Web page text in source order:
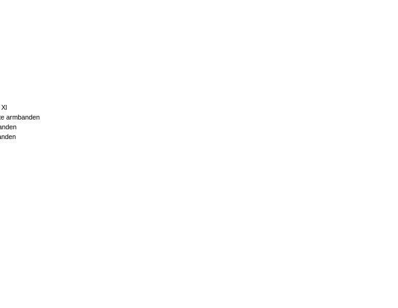
armbanden